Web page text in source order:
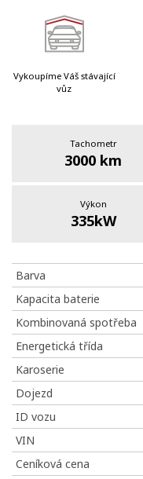
Vykoupíme Váš stávající
vůz
Tachometr
3000 km
Výkon
335kW
Barva
Kapacita baterie
Kombinovaná spotřeba
Energetická třída
Karoserie
Dojezd
ID vozu
VIN
Ceníková cena